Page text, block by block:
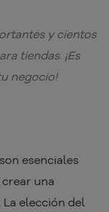
y cientos
tiendas. ¡Es
negocio!
esenciales
una
elección del